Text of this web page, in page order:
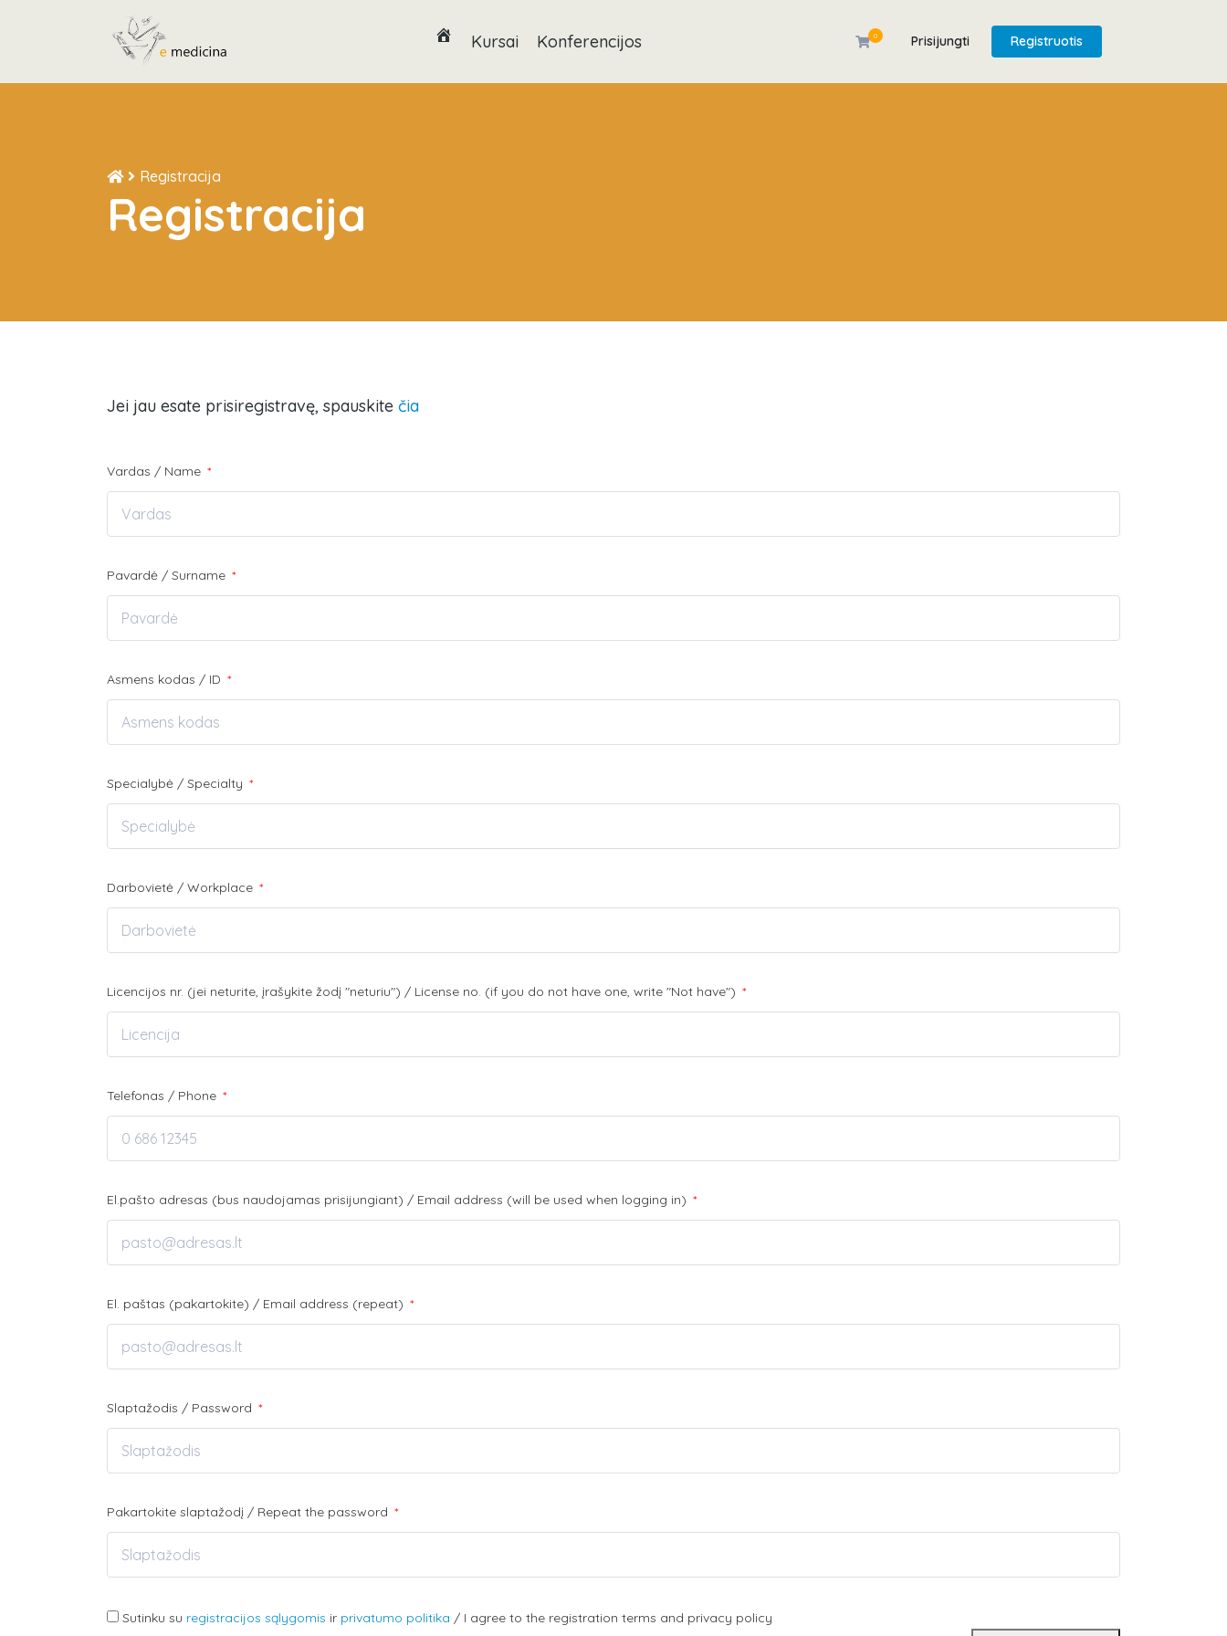
Kursai Konferencijos 0 Prisijungti Registruotis
Registracija
Registracija
Jei jau esate prisiregistravę, spauskite čia
Vardas / Name *
Pavardė / Surname *
Asmens kodas / ID *
Specialybė / Specialty *
Darbovietė / Workplace *
Licencijos nr. (jei neturite, įrašykite žodį "neturiu") / License no. (if you do not have one, write "Not have") *
Telefonas / Phone *
El.pašto adresas (bus naudojamas prisijungiant) / Email address (will be used when logging in) *
El. paštas (pakartokite) / Email address (repeat) *
Slaptažodis / Password *
Pakartokite slaptažodį / Repeat the password *
Sutinku su registracijos sąlygomis ir privatumo politika / I agree to the registration terms and privacy policy